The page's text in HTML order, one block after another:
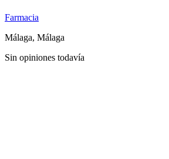
Farmacia
Málaga, Málaga
Sin opiniones todavía